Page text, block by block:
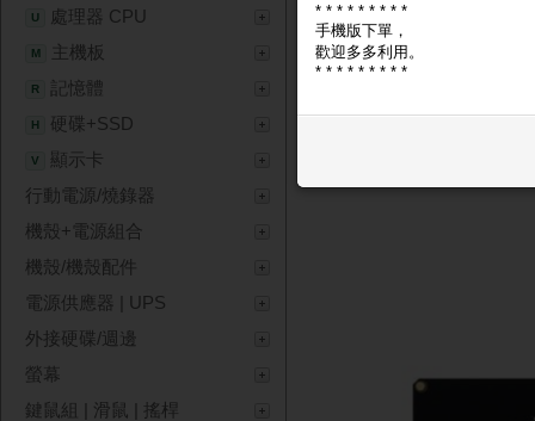
U 處理器 CPU
M 主機板
R 記憶體
H 硬碟+SSD
V
顯示卡
行動電源/燒錄器
機殼+電源組合
機殼/機殼配件
電源供應器 | UPS
外接硬碟/週邊
螢幕
鍵鼠組 | 滑鼠 | 搖桿
商品圖片
* * * * * * * * *
手機版下單，
歡迎多多利用。
* * * * * * * * *